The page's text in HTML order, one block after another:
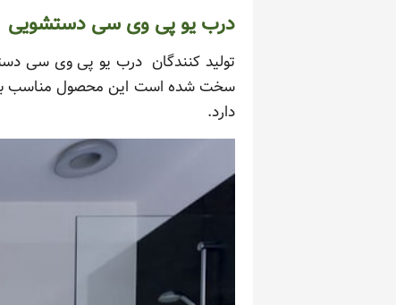
درب یو پی وی سی دستشویی
تولید کنندگان درب یو پی وی سی
سخت شده است این محصول مناسب
دارد.